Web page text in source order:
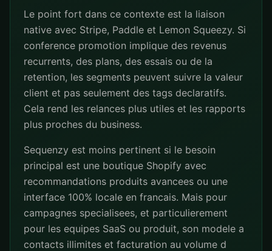
Le point fort dans ce contexte est la liaison
native avec Stripe, Paddle et Lemon Squeezy. Si
conference promotion implique des revenus
recurrents, des plans, des essais ou de la
retention, les segments peuvent suivre la valeur
client et pas seulement des tags declaratifs.
Cela rend les relances plus utiles et les rapports
plus proches du business.
Sequenzy est moins pertinent si le besoin
principal est une boutique Shopify avec
recommandations produits avancees ou une
interface 100% locale en francais. Mais pour
campagnes specialisees, et particulierement
pour les equipes SaaS ou produit, son modele a
contacts illimites et facturation au volume d